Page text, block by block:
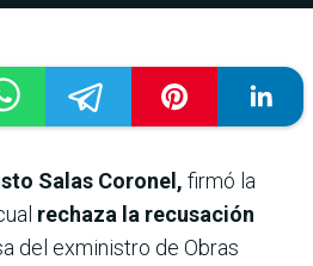
Salas Coronel, firmó la
rechaza la recusación
del exministro de Obras